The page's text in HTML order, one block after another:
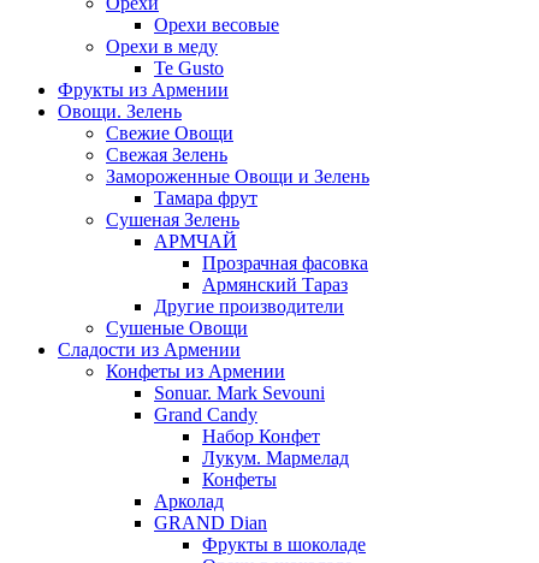
Орехи весовые
Орехи в меду
Te Gusto
Фрукты из Армении
Овощи. Зелень
Свежие Овощи
Свежая Зелень
Замороженные Овощи и Зелень
Тамара фрут
Сушеная Зелень
АРМЧАЙ
Прозрачная фасовка
Армянский Тараз
Другие производители
Сушеные Овощи
Сладости из Армении
Конфеты из Армении
Sonuar. Mark Sevouni
Grand Candy
Набор Конфет
Лукум. Мармелад
Конфеты
Арколад
GRAND Dian
Фрукты в шоколаде